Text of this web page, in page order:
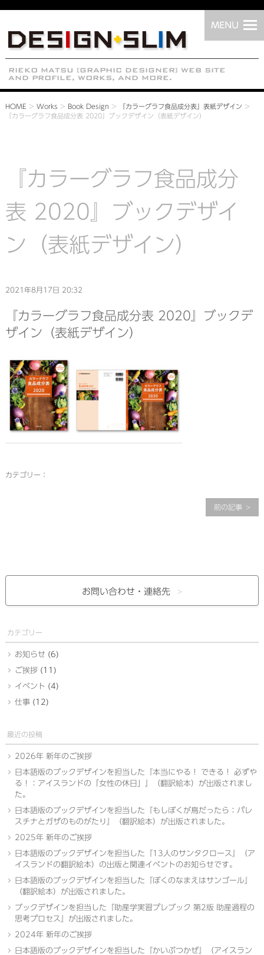
HOME > Works > Book Design > 『カラーグラフ食品成分表』表紙デザイン >
『カラーグラフ食品成分表 2020』ブックデザイン（表紙デザイン）
『カラーグラフ食品成分
表 2020』ブックデザイ
ン（表紙デザイン）
2021年8月17日 20:32
『カラーグラフ食品成分表 2020』ブックデ
ザイン（表紙デザイン）
カテゴリー：
前の記事
お問い合わせ・ 連絡先
カテゴリー
お知らせ (6)
ご挨拶(11)
イベント (4)
仕事(12)
最近の投稿
2026年 新年のご挨拶
日本語版のブックデザインを担当した『本当にやる！ できる！ 必ずや
る！：アイスランドの「女性の休日」』（翻訳絵本）が出版されまし
た。
日本語版のブックデザインを担当した『もしぼくが鳥だったら：パレ
スチナとガザのものがたり』（翻訳絵本）が出版されました。
2025年 新年のご挨拶
日本語版のブックデザインを担当した『13人のサンタクロース』（ア
イスランドの翻訳絵本）の出版と関連イベントのお知らせです。
日本語版のブックデザインを担当した『ぼくのなまえはサンゴール』
（翻訳絵本）が出版されました。
ブックデザインを担当した『助産学実習プレブック 第2版 助産過程の
思考プロセス』が出版されました。
2024年 新年のご挨拶
日本語版のブックデザインを担当した『かいぶつかぜ』（アイスラン